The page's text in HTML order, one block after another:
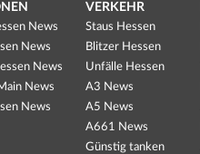
News
News
News
News
News
VERKEHR
Staus Hessen
Blitzer Hessen
Unfälle Hessen
A3 News
A5 News
A661 News
Günstig tanken